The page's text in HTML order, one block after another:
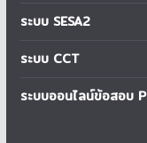
ระบบ SESA2
ระบบ CCT
ระบบออนไลน์ข้อสอบ